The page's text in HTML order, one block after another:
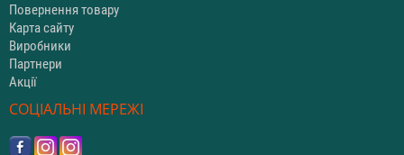
Повернення товару
Карта сайту
Виробники
Партнери
Акції
СОЦІАЛЬНІ МЕРЕЖІ